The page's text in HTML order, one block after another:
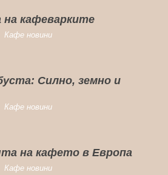
кафеварките
Кафе новини
Силно, земно и
Кафе новини
на кафето в Европа
Кафе новини